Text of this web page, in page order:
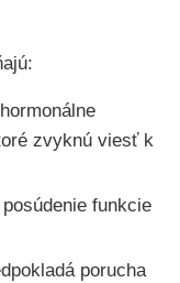
zvyknú viesť k
funkcie
porucha